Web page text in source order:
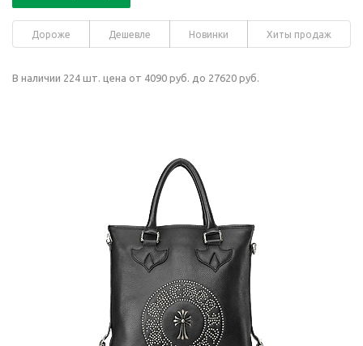
Дороже Дешевле Новинки Хиты продаж
В наличии 224 шт. цена от 4090 руб. до 27620 руб.